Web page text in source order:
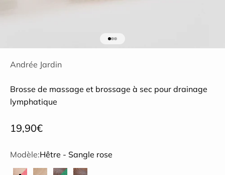
Andrée Jardin
Brosse de massage et brossage à sec pour drainage
lymphatique
Prix de vente
19,90€
Modèle:Hêtre - Sangle rose